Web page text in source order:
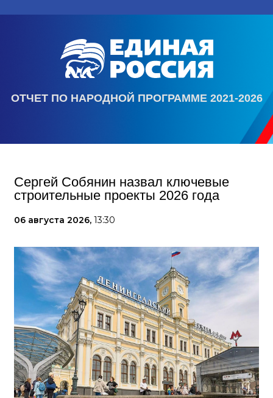
ОТЧЕТ ПО НАРОДНОЙ ПРОГРАММЕ 2021-2026
Сергей Собянин назвал ключевые
строительные проекты 2026 года
06 августа 2026, 13:30